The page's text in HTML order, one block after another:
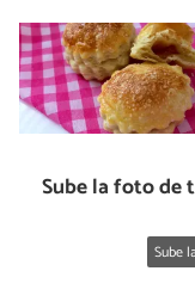
Sube la foto de
Sube